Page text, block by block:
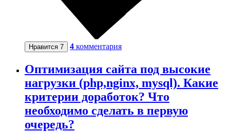
Нравится 7 4 комментария
Оптимизация сайта под высокие
нагрузки (php,nginx, mysql). Какие
критерии доработок? Что
необходимо сделать в первую
очередь?